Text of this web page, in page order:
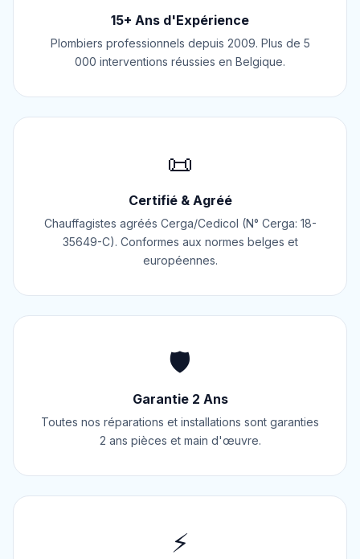
15+ Ans d'Expérience
Plombiers professionnels depuis 2009. Plus de 5
000 interventions réussies en Belgique.
📜
Certifié & Agréé
Chauffagistes agréés Cerga/Cedicol (N° Cerga: 18-
35649-C). Conformes aux normes belges et
européennes.
🛡️
Garantie 2 Ans
Toutes nos réparations et installations sont garanties
2 ans pièces et main d'œuvre.
⚡